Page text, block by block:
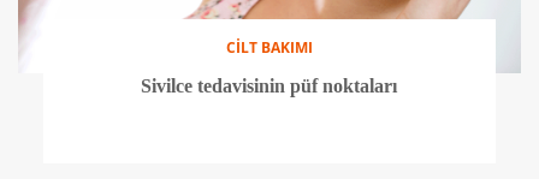
CİLT BAKIMI
Sivilce tedavisinin püf noktaları